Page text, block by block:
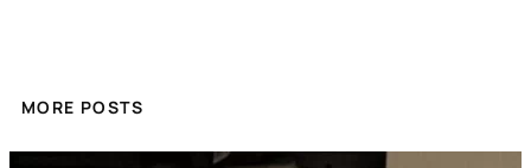
MORE POSTS